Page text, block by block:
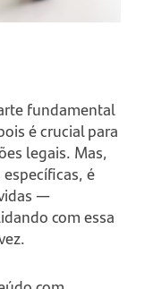
fundamental
é crucial para
legais. Mas,
é
—
com essa